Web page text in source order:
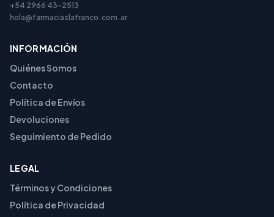
+54 2966 43-2513
hola@farmaciaslafranco.com.ar
INFORMACIÓN
Quiénes Somos
Contacto
Política de Envíos
Devoluciones
Seguimiento de Pedido
LEGAL
Términos y Condiciones
Política de Privacidad